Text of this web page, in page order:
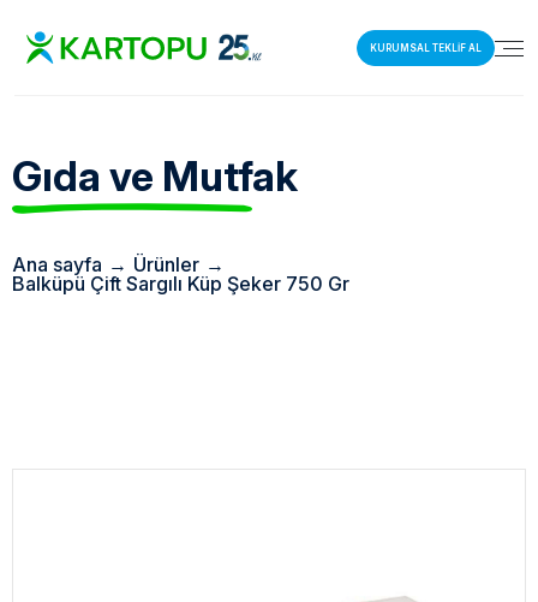
KURUMSAL TEKLİF AL
Gıda ve Mutfak
Ana sayfa → Ürünler →
Balküpü Çift Sargılı Küp Şeker 750 Gr